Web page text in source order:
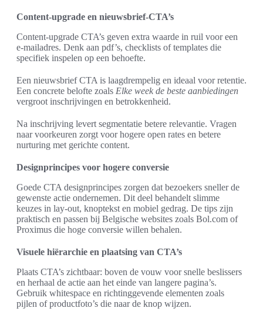
Content-upgrade en nieuwsbrief-CTA’s
Content-upgrade CTA’s geven extra waarde in ruil voor een
e-mailadres. Denk aan pdf’s, checklists of templates die
specifiek inspelen op een behoefte.
Een nieuwsbrief CTA is laagdrempelig en ideaal voor retentie.
Een concrete belofte zoals Elke week de beste aanbiedingen
vergroot inschrijvingen en betrokkenheid.
Na inschrijving levert segmentatie betere relevantie. Vragen
naar voorkeuren zorgt voor hogere open rates en betere
nurturing met gerichte content.
Designprincipes voor hogere conversie
Goede CTA designprincipes zorgen dat bezoekers sneller de
gewenste actie ondernemen. Dit deel behandelt slimme
keuzes in lay-out, knoptekst en mobiel gedrag. De tips zijn
praktisch en passen bij Belgische websites zoals Bol.com of
Proximus die hoge conversie willen behalen.
Visuele hiërarchie en plaatsing van CTA’s
Plaats CTA’s zichtbaar: boven de vouw voor snelle beslissers
en herhaal de actie aan het einde van langere pagina’s.
Gebruik whitespace en richtinggevende elementen zoals
pijlen of productfoto’s die naar de knop wijzen.